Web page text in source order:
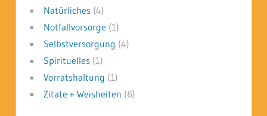
Natürliches(4)
Notfallvorsorge (1)
Selbstversorgung (4)
Spirituelles(1)
Vorratshaltung (1)
Zitate + Weisheiten (6)